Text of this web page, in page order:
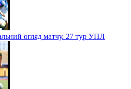
огляд матчу. 27 тур УПЛ